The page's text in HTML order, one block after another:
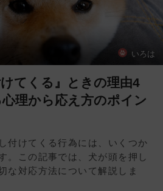
いろは
てくる』ときの理由4
理から応え方のポイン
付けてくる行為には、いくつか
。この記事では、犬が頭を押し
な対応方法について解説しま